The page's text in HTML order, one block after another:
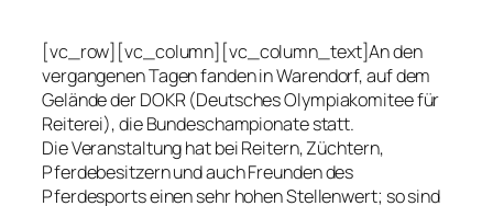
[vc_row][vc_column][vc_column_text]An den
vergangenen Tagen fanden in Warendorf, auf dem
Gelände der DOKR (Deutsches Olympiakomitee für
Reiterei), die Bundeschampionate statt.
Die Veranstaltung hat bei Reitern, Züchtern,
Pferdebesitzern und auch Freunden des
Pferdesports einen sehr hohen Stellenwert; so sind